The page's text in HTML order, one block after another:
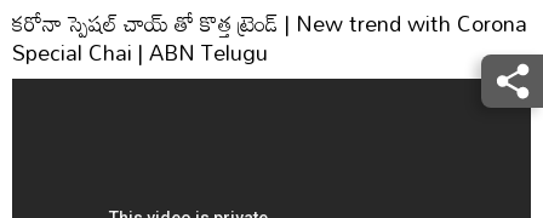
కరోనా స్పెషల్ చాయ్ తో కొత్త ట్రెండ్ | New trend with Corona
Special Chai | ABN Telugu